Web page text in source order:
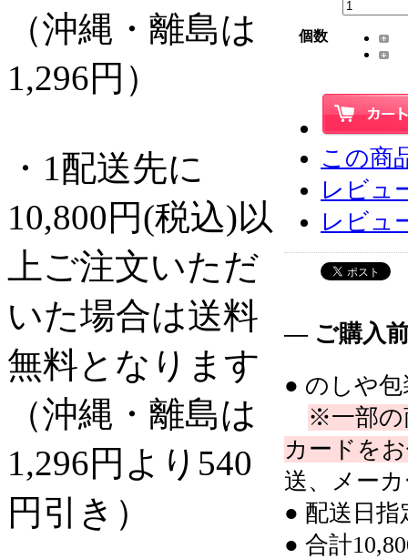
個数
この商
レビュ
レビュ
― ご購入
● のしや
※一部の
カードを
送、メー
● 配送日指
● 合計
（沖縄・離島は
1,296円）
・1配送先に
10,800円(税込)以
上ご注文いただ
いた場合は送料
無料となります
（沖縄・離島は
1,296円より540
円引き）